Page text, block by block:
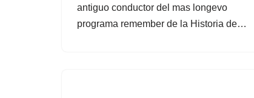
antiguo conductor del mas longevo
programa remember de la Historia de…